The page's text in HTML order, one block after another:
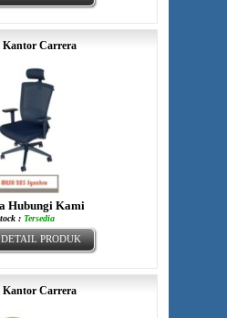
Carrera
Hubungi Kami
: Tersedia
PRODUK
Carrera